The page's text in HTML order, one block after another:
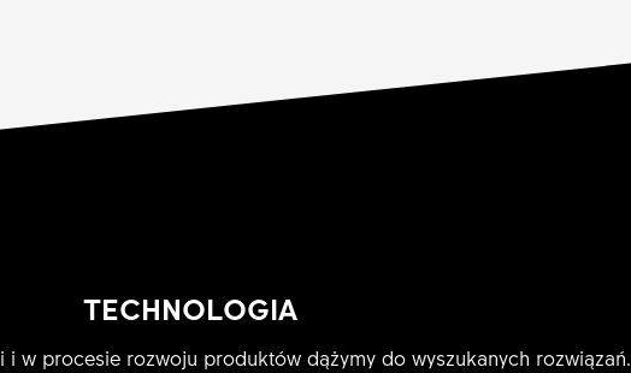
TECHNOLOGIA
i w procesie rozwoju produktów dążymy do wyszukanych rozwiązań.